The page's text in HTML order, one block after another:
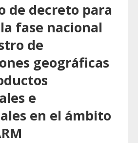
de decreto para
fase nacional
de
geográficas
e
en el ámbito